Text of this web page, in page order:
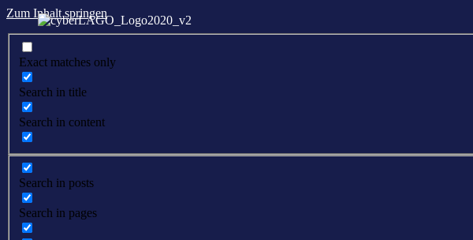
Zum Inhalt springen
Exact matches only
Search in title
Search in content
Search in posts
Search in pages